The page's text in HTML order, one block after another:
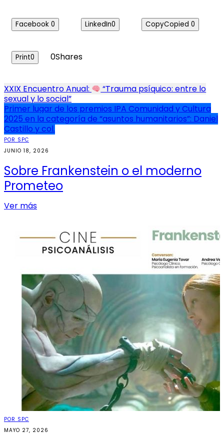
Facebook 0 LinkedIn0 CopyCopied 0
Print0 0Shares
Navegación
de
entradas
XXIX Encuentro Anual:
“Trauma psíquico: entre lo
sexual y lo social”
Primer lugar de los premios IPA Comunidad y Cultura
2025 en la categoría de “asuntos humanitarios”: Daniel
Castillo y col.
POR SPC
JUNIO 18, 2026
Sobre Frankenstein o el moderno
Prometeo
Ver más
POR SPC
MAYO 27, 2026